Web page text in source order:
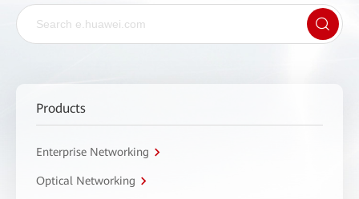
Products
Enterprise Networking
Optical Networking